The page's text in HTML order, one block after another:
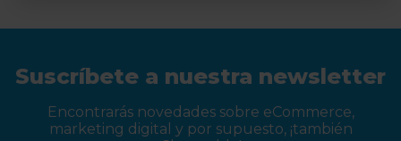
Suscríbete a nuestra newsletter
Encontrarás novedades sobre eCommerce,
marketing digital y por supuesto, ¡también